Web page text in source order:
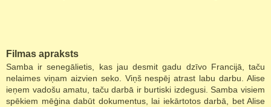
Filmas apraksts
Samba ir senegālietis, kas jau desmit gadu dzīvo Francijā, taču
nelaimes viņam aizvien seko. Viņš nespēj atrast labu darbu. Alise
ieņem vadošu amatu, taču darbā ir burtiski izdegusi. Samba visiem
spēkiem mēģina dabūt dokumentus, lai iekārtotos darbā, bet Alise